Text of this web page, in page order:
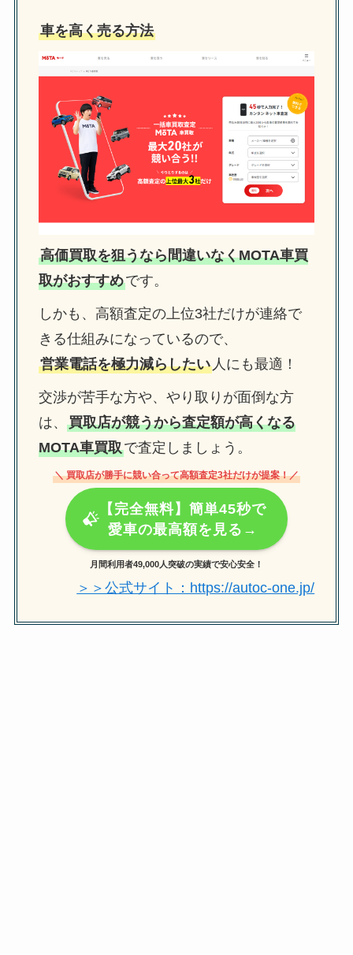
車を高く売る方法
高価買取を狙うなら間違いなくMOTA車買
取がおすすめです。
しかも、高額査定の上位3社だけが連絡で
きる仕組みになっているので、
営業電話を極力減らしたい人にも最適！
交渉が苦手な方や、やり取りが面倒な方
は、 買取店が競うから査定額が高くなる
MOTA車買取で査定しましょう。
＼ 買取店が勝手に競い合って高額査定3社だけが提案！／
【完全無料】簡単45秒で
愛車の最高額を見る→
月間利用者49,000人突破の実績で安心安全！
＞＞公式サイト：https://autoc-one.jp/